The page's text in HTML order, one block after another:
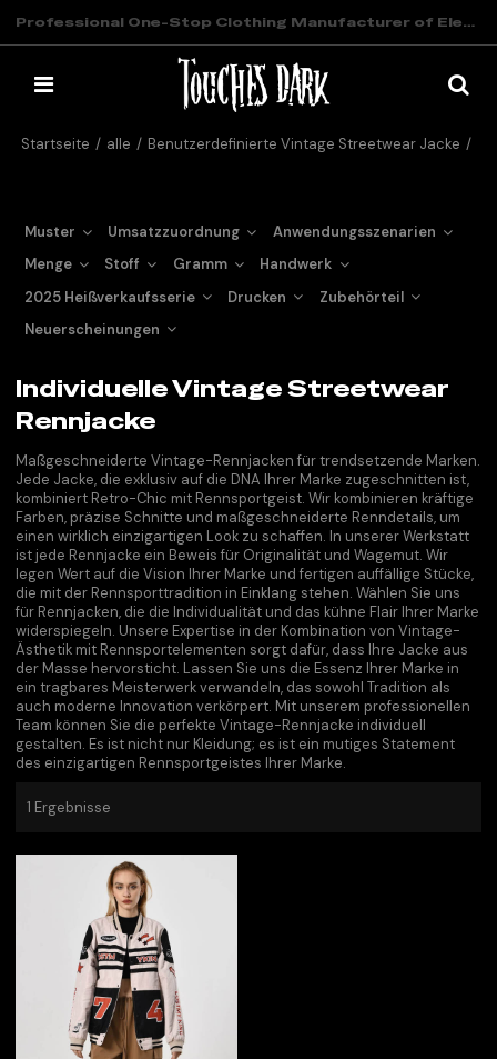
Professional One-Stop Clothing Manufacturer of Elevated Streetwear
Startseite / alle / Benutzerdefinierte Vintage Streetwear Jacke /
Muster Umsatzzuordnung
Anwendungsszenarien
Menge
Stoff Gramm
Handwerk
2025 Heißverkaufsserie
Drucken
Zubehörteil
Neuerscheinungen
Individuelle Vintage Streetwear
Rennjacke
Maßgeschneiderte Vintage-Rennjacken für trendsetzende Marken.
Jede Jacke, die exklusiv auf die DNA Ihrer Marke zugeschnitten ist,
kombiniert Retro-Chic mit Rennsportgeist. Wir kombinieren kräftige
Farben, präzise Schnitte und maßgeschneiderte Renndetails, um
einen wirklich einzigartigen Look zu schaffen. In unserer Werkstatt
ist jede Rennjacke ein Beweis für Originalität und Wagemut. Wir
legen Wert auf die Vision Ihrer Marke und fertigen auffällige Stücke,
die mit der Rennsporttradition in Einklang stehen. Wählen Sie uns
für Rennjacken, die die Individualität und das kühne Flair Ihrer Marke
widerspiegeln. Unsere Expertise in der Kombination von Vintage-
Ästhetik mit Rennsportelementen sorgt dafür, dass Ihre Jacke aus
der Masse hervorsticht. Lassen Sie uns die Essenz Ihrer Marke in
ein tragbares Meisterwerk verwandeln, das sowohl Tradition als
auch moderne Innovation verkörpert. Mit unserem professionellen
Team können Sie die perfekte Vintage-Rennjacke individuell
gestalten. Es ist nicht nur Kleidung; es ist ein mutiges Statement
des einzigartigen Rennsportgeistes Ihrer Marke.
1 Ergebnisse